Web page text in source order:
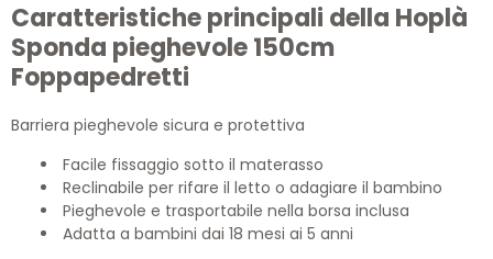
Caratteristiche principali della Hoplà
Sponda pieghevole 150cm
Foppapedretti
Barriera pieghevole sicura e protettiva
Facile fissaggio sotto il materasso
Reclinabile per rifare il letto o adagiare il bambino
Pieghevole e trasportabile nella borsa inclusa
Adatta a bambini dai 18 mesi ai 5 anni